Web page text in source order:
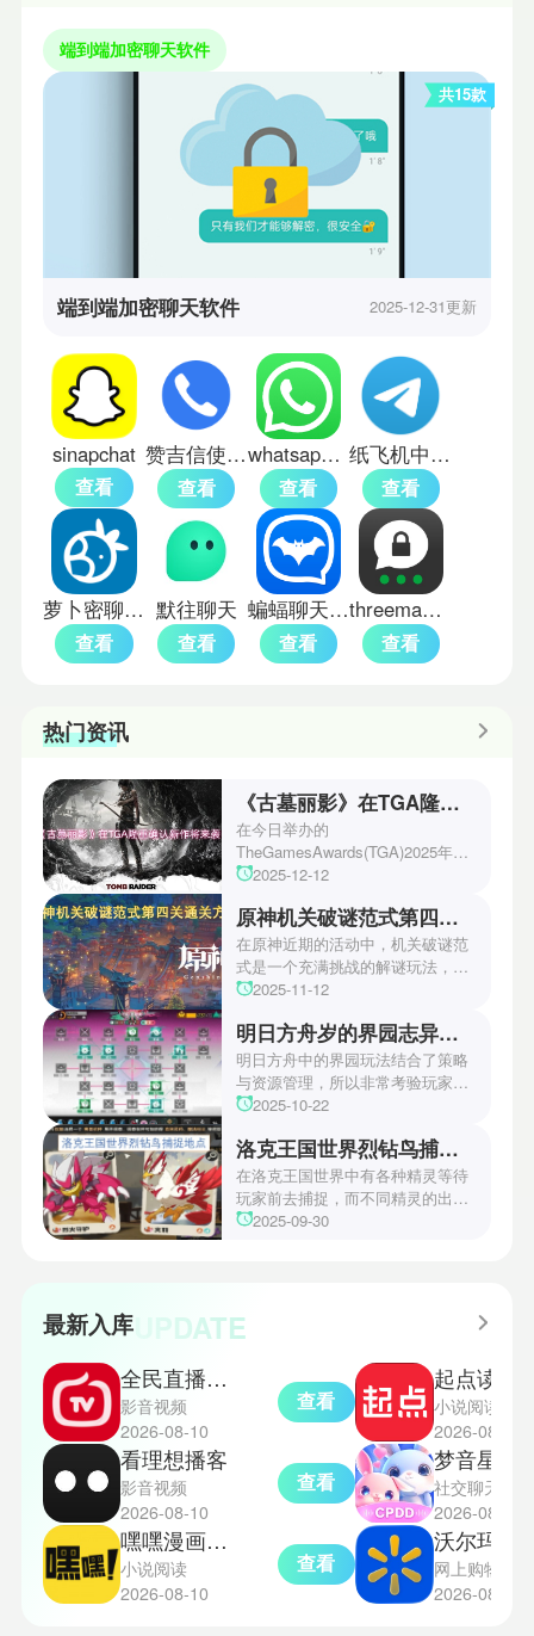
端到端加密聊天软件
共15款
端到端加密聊天软件 2025-12-31更新
sinapchat
查看
赞吉信使中文版
查看
whatsapp手机版
查看
纸飞机中文版
查看
萝卜密聊手机版
查看
默往聊天
查看
蝙蝠聊天加密
查看
threema手机版
查看
热门资讯
《古墓丽影》在TGA隆重确认新作将来袭！
在今日举办的
TheGamesAwards(TGA)2025年度
游戏颁奖典礼中，古墓丽影系列公
场资讯让众多玩家们都非常期待！
本次官方也宣布游戏将于2027年登
陆PS5、Xbox以及PC平台！有兴
趣的玩家们可以继续留守鲶鱼网！
2025-12-12
原神机关破谜范式第四关通关方法
在原神近期的活动中，机关破谜范
式是一个充满挑战的解谜玩法，其
中第四关是许多玩家遇到困难的地
机关破谜范式第四关通关方法，助
玩家们能够顺利通关！有兴趣的玩
家们快来一起看看吧！
2025-11-12
明日方舟岁的界园志异攻略
明日方舟中的界园玩法结合了策略
与资源管理，所以非常考验玩家的
操作和规划能力。游戏里拥有先
丰富多样的角色体系足以满足不同
战术需求。电表倒转是界园中的核
心挑战之一，玩家需合理利用通宝
和特殊钱币进行资源转换。明日方
乐趣和探索深度，丰富了玩家的游
2025-10-22
洛克王国世界烈钻鸟捕捉地点
在洛克王国世界中有各种精灵等待
玩家前去捕捉，而不同精灵的出现
地点和捕捉方式也各不相同。有少
2025-09-30
最新入库UPDATE
全民直播官方版
影音视频
2026-08-10
查看
看理想播客
影音视频
2026-08-10
查看
嘿嘿漫画手机版
小说阅读
2026-08-10
查看
小说阅读
2026-08-10
社交聊天
2026-08-10
网上购物
2026-08-10